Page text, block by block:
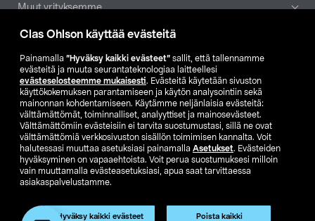
Clas Ohlson käyttää evästeitä
Painamalla ”Hyväksy kaikki evästeet” sallit, että tallennamme
evästeitä ja muuta seurantateknologiaa laitteellesi
evästeselosteemme mukaisesti. Evästeitä käytetään sivuston
käyttökokemuksen parantamiseen ja käytön analysointiin sekä
mainonnan kohdentamiseen. Käytämme neljänlaisia evästeitä:
välttämättömät, toiminnalliset, analyyttiset ja mainosevästeet.
Välttämättömiin evästeisiin ei tarvita suostumustasi, sillä ne ovat
välttämättömiä verkkosivuston sisällön toimimisen kannalta. Voit
halutessasi muuttaa asetuksiasi painamalla Asetukset. Evästeiden
hyväksyminen on vapaaehtoista. Voit perua suostumuksesi milloin
vain muuttamalla evästeasetuksiasi, apua saat tarvittaessa
asiakaspalvelustamme.
Hyväksy kaikki evästeet Poista kaikki
Muut yrityksemme
Etsi myymälä
SE NO FI
FI SV
Näytä hinnat ilman ALV:a